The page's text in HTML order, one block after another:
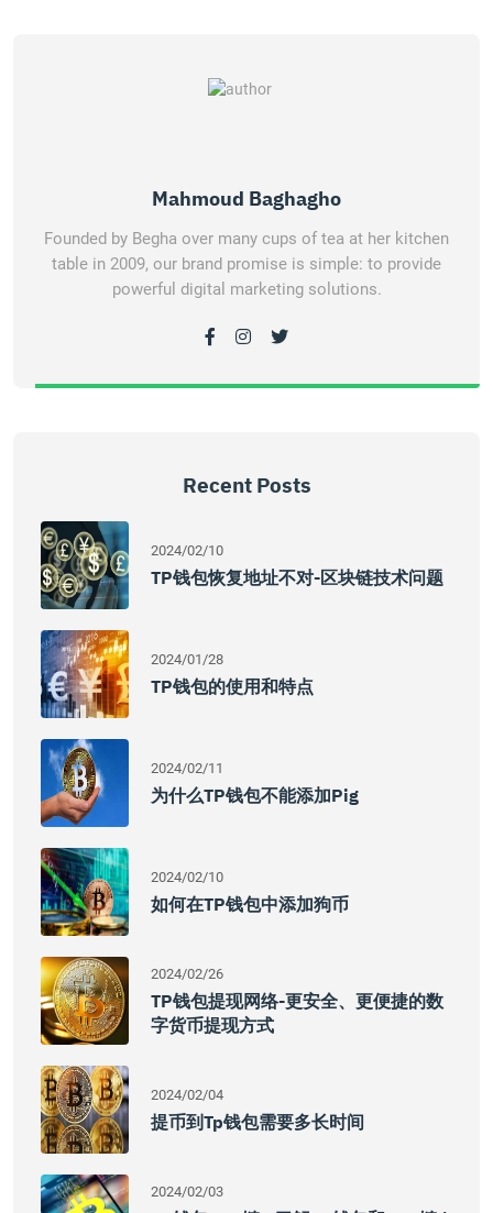
Mahmoud Baghagho
Founded by Begha over many cups of tea at her kitchen
table in 2009, our brand promise is simple: to provide
powerful digital marketing solutions.
Recent Posts
2024/02/10
TP钱包恢复地址不对-区块链技术问题
2024/01/28
TP钱包的使用和特点
2024/02/11
为什么TP钱包不能添加pig
2024/02/10
如何在TP钱包中添加狗币
2024/02/26
TP钱包提现网络-更安全、更便捷的数
字货币提现方式
2024/02/04
提币到tp钱包需要多长时间
2024/02/03